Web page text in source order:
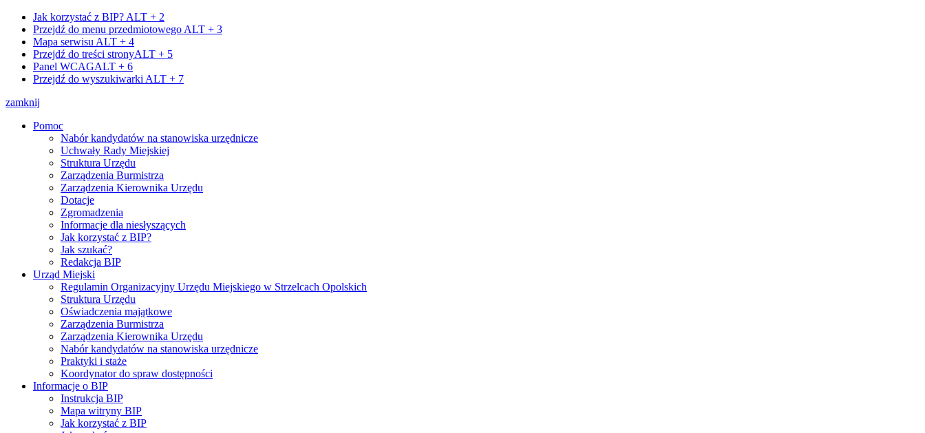
Jak korzystać z BIP? ALT + 2
Przejdź do menu przedmiotowego ALT + 3
Mapa serwisu ALT + 4
Przejdź do treści stronyALT + 5
Panel WCAGALT + 6
Przejdź do wyszukiwarki ALT + 7
zamknij
Pomoc
Nabór kandydatów na stanowiska urzędnicze
Uchwały Rady Miejskiej
Struktura Urzędu
Zarządzenia Burmistrza
Zarządzenia Kierownika Urzędu
Dotacje
Zgromadzenia
Informacje dla niesłyszących
Jak korzystać z BIP?
Jak szukać?
Redakcja BIP
Urząd Miejski
Regulamin Organizacyjny Urzędu Miejskiego w Strzelcach Opolskich
Struktura Urzędu
Oświadczenia majątkowe
Zarządzenia Burmistrza
Zarządzenia Kierownika Urzędu
Nabór kandydatów na stanowiska urzędnicze
Praktyki i staże
Koordynator do spraw dostępności
Informacje o BIP
Instrukcja BIP
Mapa witryny BIP
Jak korzystać z BIP